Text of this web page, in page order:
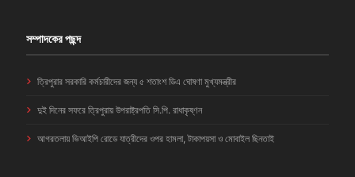
সম্পাদকের পছন্দ
ত্রিপুরার সরকারি কর্মচারীদের জন্য ৫ শতাংশ ডিএ ঘোষণা মুখ্যমন্ত্রীর
দুই দিনের সফরে ত্রিপুরায় উপরাষ্ট্রপতি সি.পি. রাধাকৃষ্ণন
আগরতলায় ভিআইপি রোডে যাত্রীদের ওপর হামলা, টাকাপয়সা ও মোবাইল ছিনতাই